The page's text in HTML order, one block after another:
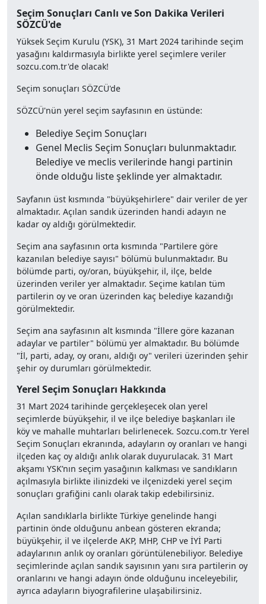
Seçim Sonuçları Canlı ve Son Dakika Verileri
SÖZCÜ'de
Yüksek Seçim Kurulu (YSK), 31 Mart 2024 tarihinde seçim
yasağını kaldırmasıyla birlikte yerel seçimlere veriler
sozcu.com.tr'de olacak!
Seçim sonuçları SÖZCÜ'de
SÖZCÜ'nün yerel seçim sayfasının en üstünde:
Belediye Seçim Sonuçları
Genel Meclis Seçim Sonuçları bulunmaktadır.
Belediye ve meclis verilerinde hangi partinin
önde olduğu liste şeklinde yer almaktadır.
Sayfanın üst kısmında "büyükşehirlere" dair veriler de yer
almaktadır. Açılan sandık üzerinden handi adayın ne
kadar oy aldığı görülmektedir.
Seçim ana sayfasının orta kısmında "Partilere göre
kazanılan belediye sayısı" bölümü bulunmaktadır. Bu
bölümde parti, oy/oran, büyükşehir, il, ilçe, belde
üzerinden veriler yer almaktadır. Seçime katılan tüm
partilerin oy ve oran üzerinden kaç belediye kazandığı
görülmektedir.
Seçim ana sayfasının alt kısmında "İllere göre kazanan
adaylar ve partiler" bölümü yer almaktadır. Bu bölümde
"İl, parti, aday, oy oranı, aldığı oy" verileri üzerinden şehir
şehir oy durumları görülmektedir.
Yerel Seçim Sonuçları Hakkında
31 Mart 2024 tarihinde gerçekleşecek olan yerel
seçimlerde büyükşehir, il ve ilçe belediye başkanları ile
köy ve mahalle muhtarları belirlenecek. Sozcu.com.tr Yerel
Seçim Sonuçları ekranında, adayların oy oranları ve hangi
ilçeden kaç oy aldığı anlık olarak duyurulacak. 31 Mart
akşamı YSK’nın seçim yasağının kalkması ve sandıkların
açılmasıyla birlikte ilinizdeki ve ilçenizdeki yerel seçim
sonuçları grafiğini canlı olarak takip edebilirsiniz.
Açılan sandıklarla birlikte Türkiye genelinde hangi
partinin önde olduğunu anbean gösteren ekranda;
büyükşehir, il ve ilçelerde AKP, MHP, CHP ve İYİ Parti
adaylarının anlık oy oranları görüntülenebiliyor. Belediye
seçimlerinde açılan sandık sayısının yanı sıra partilerin oy
oranlarını ve hangi adayın önde olduğunu inceleyebilir,
ayrıca adayların biyografilerine ulaşabilirsiniz.